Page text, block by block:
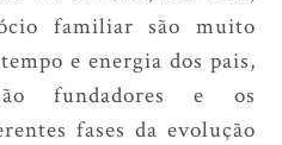
familiar são muito
e energia dos pais,
fundadores e os
fases da evolução